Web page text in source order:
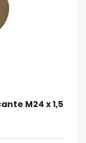
M24 x 1,5